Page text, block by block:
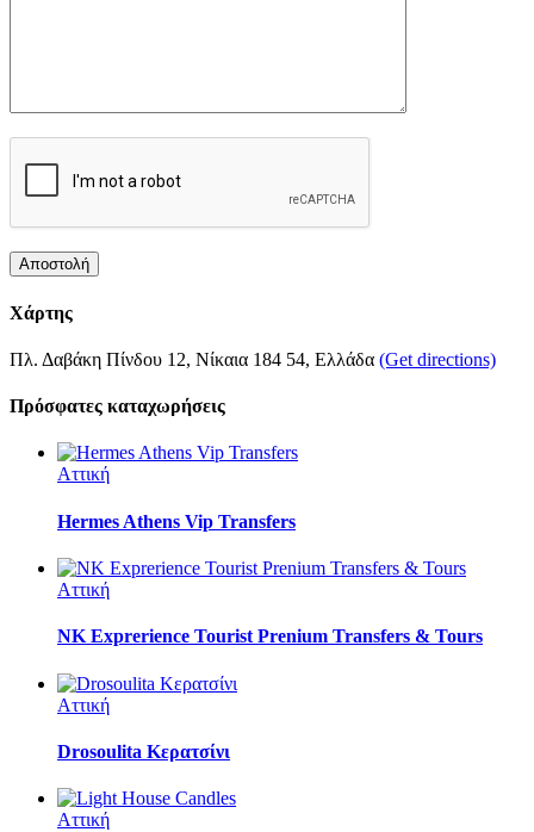
Χάρτης
Πλ. Δαβάκη Πίνδου 12, Νίκαια 184 54, Ελλάδα (Get directions)
Πρόσφατες καταχωρήσεις
Αττική
Hermes Athens Vip Transfers
Αττική
NK Exprerience Tourist Prenium Transfers & Tours
Αττική
Drosoulita Κερατσίνι
Αττική